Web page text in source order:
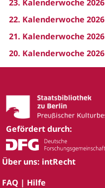
23. Kalenderwoche 2026
22. Kalenderwoche 2026
21. Kalenderwoche 2026
20. Kalenderwoche 2026
Gefördert durch:
Über uns: intRecht
FAQ | Hilfe